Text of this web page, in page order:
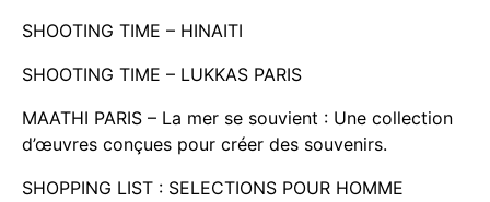
SHOOTING TIME – HINAITI
SHOOTING TIME – LUKKAS PARIS
MAATHI PARIS – La mer se souvient : Une collection
d’œuvres conçues pour créer des souvenirs.
SHOPPING LIST : SELECTIONS POUR HOMME